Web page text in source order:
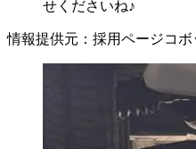
せくださいね♪
情報提供元 ： 採用ページコボ